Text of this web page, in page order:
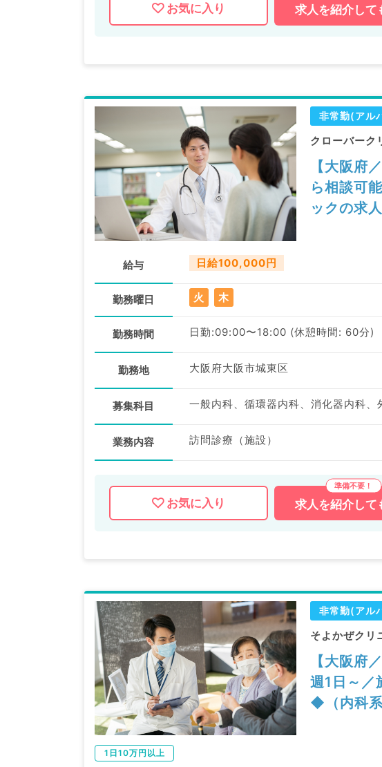
お気に入り 求人を紹介して
非常勤(アル
クローバーク
【大阪府
ら相談可
ックの求
給与 日給100,000円
勤務曜日 火 木
勤務時間 日勤:09:00〜18:00 (休憩時間: 60分)
勤務地 大阪府大阪市城東区
募集科目
業務内容 訪問診療（施設）
お気に入り 求人を紹介して
非常勤(アル
そよかぜクリ
【大阪
週1日～／
◆（内科系
1日10万円以上